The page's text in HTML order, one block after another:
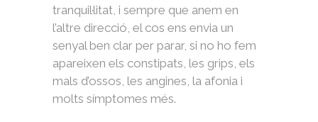
tranquil·litat, i sempre que anem en
l’altre direcció, el cos ens envia un
senyal ben clar per parar, si no ho fem
apareixen els constipats, les grips, els
mals d’ossos, les angines, la afonia i
molts símptomes més.